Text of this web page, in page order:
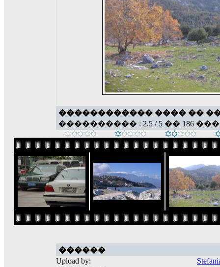
������������ ���� ��
���������� : 2,5 / 5 �� 186
������
Upload by: